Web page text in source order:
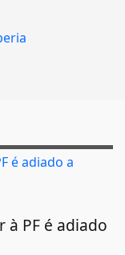
à PF é adiado